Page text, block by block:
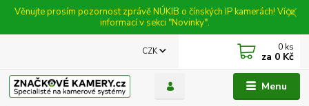
Věnujte prosím pozornost zprávě NÚKIB o čínských IP kamerách! Více
informací v sekci "Novinky".
Menu
CZK 0 ks
za 0 Kč